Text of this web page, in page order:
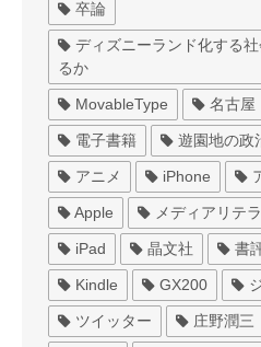
卒論
ディズニーランド化する
るか
MovableType 名古屋
電子書籍 遊園地の政
アニメ iPhone
Apple メディアリテ
iPad 晶文社 書
Kindle GX200
ツイッター 庄野潤三